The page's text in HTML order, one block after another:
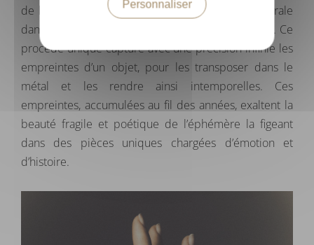
de la fonte à la cire perdue, une méthode ancestrale
dans le monde de la bijouterie et de la sculpture. Ce
procédé unique capture avec une précision infinie les
empreintes d’un objet, pour les transposer dans le
métal et les rendre ainsi intemporelles. Ces
empreintes, accumulées au fil des années, exaltent la
beauté fragile et poétique de l’éphémère la figeant
dans des pièces uniques chargées d’émotion et
d’histoire.
Personnaliser